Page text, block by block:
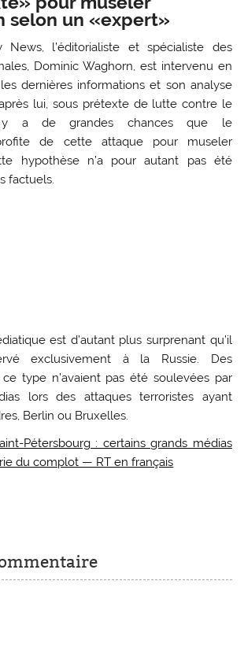
selon un «expert»
l’éditorialiste et spécialiste des
Dominic Waghorn, est intervenu en
dernières informations et son analyse
lui, sous prétexte de lutte contre le
y a de grandes chances que le
de cette attaque pour museler
hypothèse n’a pour autant pas été
factuels.
est d’autant plus surprenant qu’il
exclusivement à la Russie. Des
type n’avaient pas été soulevées par
lors des attaques terroristes ayant
Berlin ou Bruxelles.
Pétersbourg : certains grands médias
du complot — RT en français